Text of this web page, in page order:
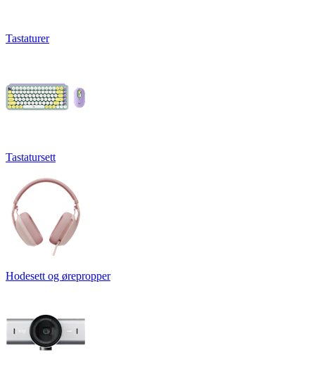
Tastaturer
Tastatursett
Hodesett og ørepropper